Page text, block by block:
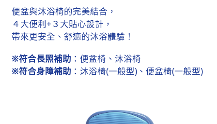
便盆與沐浴椅的完美結合，
４大便利+３大貼心設計，
帶來更安全、舒適的沐浴體驗！
※符合長照補助 ：便盆椅、沐浴椅
※符合身障補助 ：沐浴椅(一般型)、便盆椅(一般型)